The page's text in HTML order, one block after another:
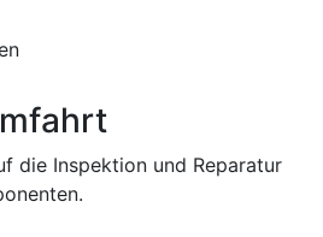
die Inspektion und Reparatur